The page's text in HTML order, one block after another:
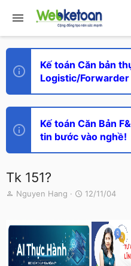
Kế toán Căn bản
Logistic/Forwarder
Kế toán Căn Bản
tin bước vào nghề!
Tk 151?
T
e
a
d
s
Nguyen Hang
N
y
g
ử
i
12/11/04